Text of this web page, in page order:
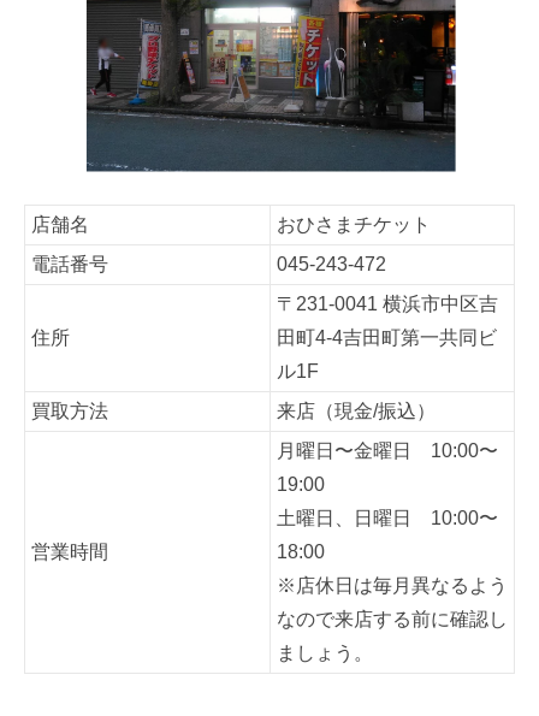
店舗名
おひさまチケット
電話番号
045-243-472
住所
〒231-0041 横浜市中区吉
田町4-4吉田町第一共同ビ
ル1F
買取方法
来店（現金/振込）
営業時間
月曜日〜金曜日 10:00〜
19:00
土曜日、日曜日 10:00〜
18:00
※店休日は毎月異なるよう
なので来店する前に確認し
ましょう。